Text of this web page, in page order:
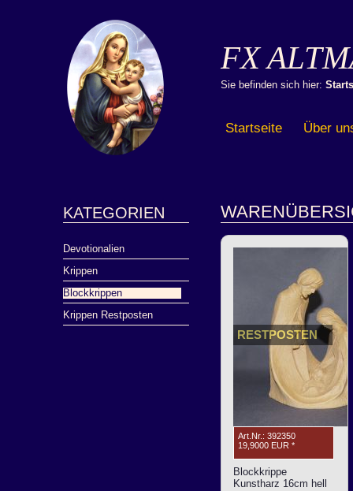
FX
Sie befinden sich hier:
Startseite Über
KATEGORIEN
Devotionalien
Krippen
Blockkrippen
Krippen Restposten
RESTPOSTEN
Art.Nr.: 392350
19,9000 EUR *
Blockkrippe
Kunstharz 16cm hell